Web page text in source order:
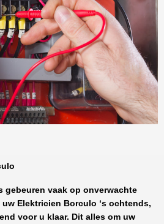
gebeuren vaak op onverwachte
uw Elektricien Borculo ‘s ochtends,
voor u klaar. Dit alles om uw